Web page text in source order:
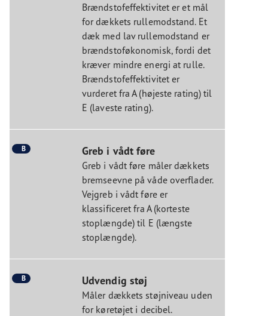
Brændstofeffektivitet er et mål
for dækkets rullemodstand. Et
dæk med lav rullemodstand er
brændstoføkonomisk, fordi det
kræver mindre energi at rulle.
Brændstofeffektivitet er
vurderet fra A (højeste rating) til
E (laveste rating).
B Greb i vådt føre
Greb i vådt føre måler dækkets
bremseevne på våde overflader.
Vejgreb i vådt føre er
klassificeret fra A (korteste
stoplængde) til E (længste
stoplængde).
B Udvendig støj
Måler dækkets støjniveau uden
for køretøjet i decibel.